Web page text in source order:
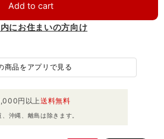
Add to cart
にお住まいの方向け
商品をアプリで見る
円以上送料無料
、沖縄、離島は除きます。